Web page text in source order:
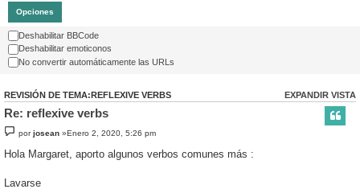
Opciones
Deshabilitar BBCode
Deshabilitar emoticonos
No convertir automáticamente las URLs
EXPANDIR VISTA
REVISIÓN DE TEMA:REFLEXIVE VERBS
Re: reflexive verbs
porjosean »Enero 2, 2020, 5:26 pm
Hola Margaret, aporto algunos verbos comunes más :
Lavarse